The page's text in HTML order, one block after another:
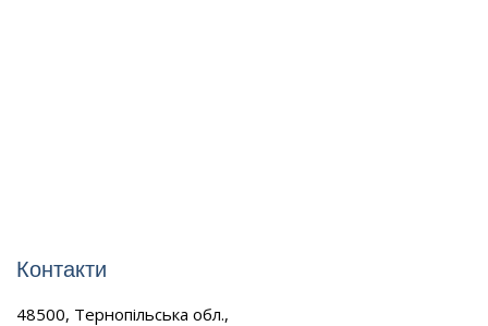
Контакти
48500, Тернопільська обл.,